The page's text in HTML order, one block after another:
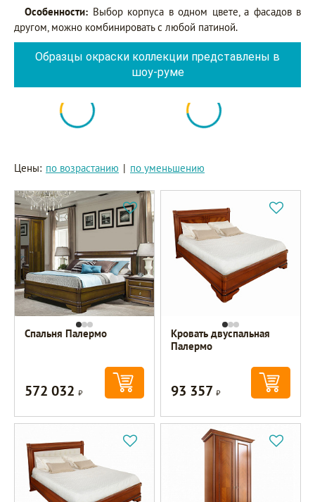
Особенности: Выбор корпуса в одном цвете, а фасадов в
другом, можно комбинировать с любой патиной.
Образцы окраски коллекции представлены в
шоу-руме
Цены: по возрастанию | по уменьшению
Спальня Палермо
572 032Р
Кровать двуспальная
Палермо
93 357Р